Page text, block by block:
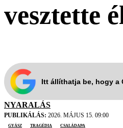
vesztette
Itt állíthatja be, hogy a
NYARALÁS
PUBLIKÁLÁS: 2026. MÁJUS 15. 09:00
gyász
tragédia családapa